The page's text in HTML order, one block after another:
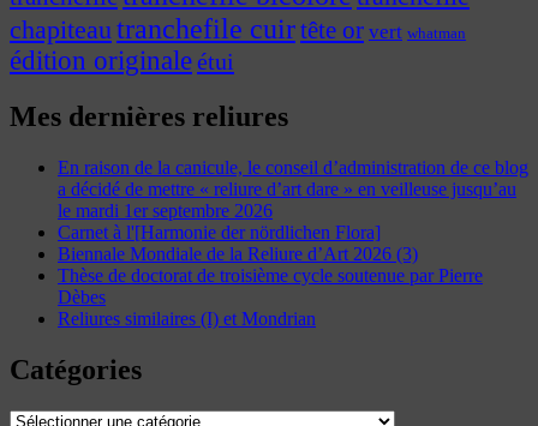
chapiteautranchefile cuirtête or vert whatman
édition originaleétui
Mes dernières reliures
En raison de la canicule, le conseil d’administration de ce blog
a décidé de mettre « reliure d’art dare » en veilleuse jusqu’au
le mardi 1er septembre 2026
Carnet à l'[Harmonie der nördlichen Flora]
Biennale Mondiale de la Reliure d’Art 2026 (3)
Thèse de doctorat de troisième cycle soutenue par Pierre
Dèbes
Reliures similaires (I) et Mondrian
Catégories
Catégories